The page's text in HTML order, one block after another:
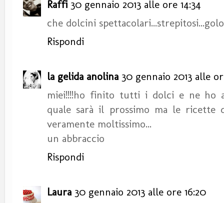
Raffi 30 gennaio 2013 alle ore 14:34
che dolcini
Rispondi
la gelida anolina 30 gennaio 2013 alle
miei!!!!ho finito tutti i dolci e ne ho
quale sarà il prossimo ma le ricette
veramente moltissimo...
un abbraccio
Rispondi
Laura 30 gennaio 2013 alle ore 16:20